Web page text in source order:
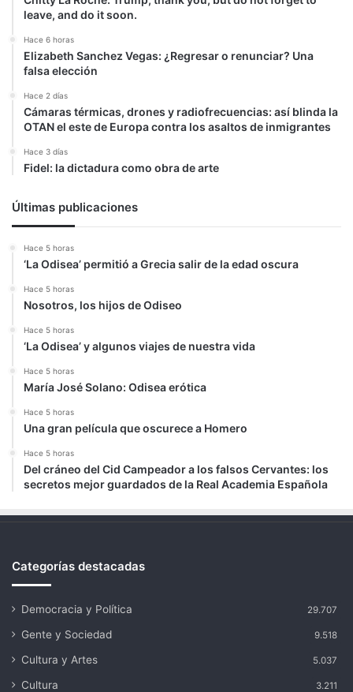
leave, and do it soon.
Hace 6 horas
Elizabeth Sanchez Vegas: ¿Regresar o renunciar? Una
falsa elección
Hace 2 días
Cámaras térmicas, drones y radiofrecuencias: así blinda la
OTAN el este de Europa contra los asaltos de inmigrantes
Hace 3 días
Fidel: la dictadura como obra de arte
Últimas publicaciones
Hace 5 horas
‘La Odisea’ permitió a Grecia salir de la edad oscura
Hace 5 horas
Nosotros, los hijos de Odiseo
Hace 5 horas
‘La Odisea’ y algunos viajes de nuestra vida
Hace 5 horas
María José Solano: Odisea erótica
Hace 5 horas
Una gran película que oscurece a Homero
Hace 5 horas
Del cráneo del Cid Campeador a los falsos Cervantes: los
secretos mejor guardados de la Real Academia Española
Categorías destacadas
Democracia y Política 29.707
Gente y Sociedad 9.518
Cultura y Artes 5.037
Cultura 3.211